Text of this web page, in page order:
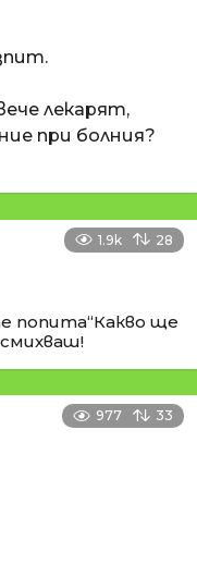
лекарят,
при болния?
1.9k 28
попита“Какво ще
977 33